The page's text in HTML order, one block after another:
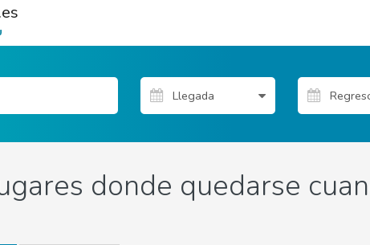
.es
donde quedarse